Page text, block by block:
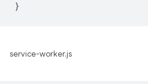
service-worker.js